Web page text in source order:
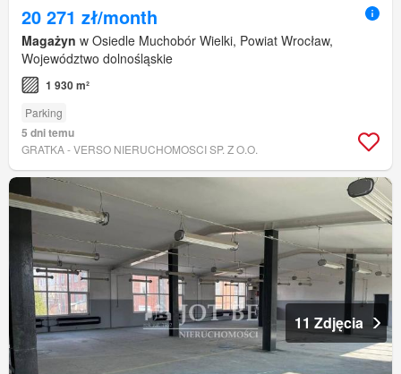
20 271 zł/month
Magażyn w Osiedle Muchobór Wielki, Powiat Wrocław,
Województwo dolnośląskie
1 930 m²
Parking
5 dni temu
GRATKA - VERSO NIERUCHOMOSCI SP. Z O.O.
11 Zdjęcia